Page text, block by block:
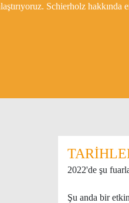
Schierholz hakkında
2022'de şu
Şu anda bir